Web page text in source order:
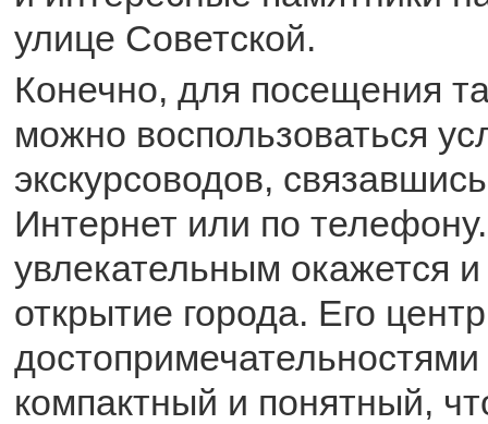
улице Советской.
Конечно, для посещения
можно воспользоваться
экскурсоводов,
Интернет или по
увлекательным окажется
открытие города. Его
достопримечательностями
компактный и понятный,